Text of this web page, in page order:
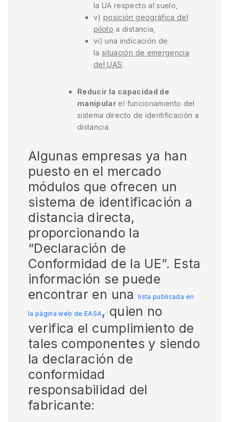
la UA respecto al suelo,
v)posición geográfica del
piloto a distancia,
vi) una indicación de
lasituación de emergencia
del UAS;
Reducir la capacidad de
manipular el funcionamiento del
sistema directo de identificación a
distancia.
Algunas empresas ya han
puesto en el mercado
módulos que ofrecen un
sistema de identificación a
distancia directa,
proporcionando la
“Declaración de
Conformidad de la UE”. Esta
información se puede
encontrar en una
lista publicada en
la página web de EASA , quien no
verifica el cumplimiento de
tales componentes y siendo
la declaración de
conformidad
responsabilidad del
fabricante: